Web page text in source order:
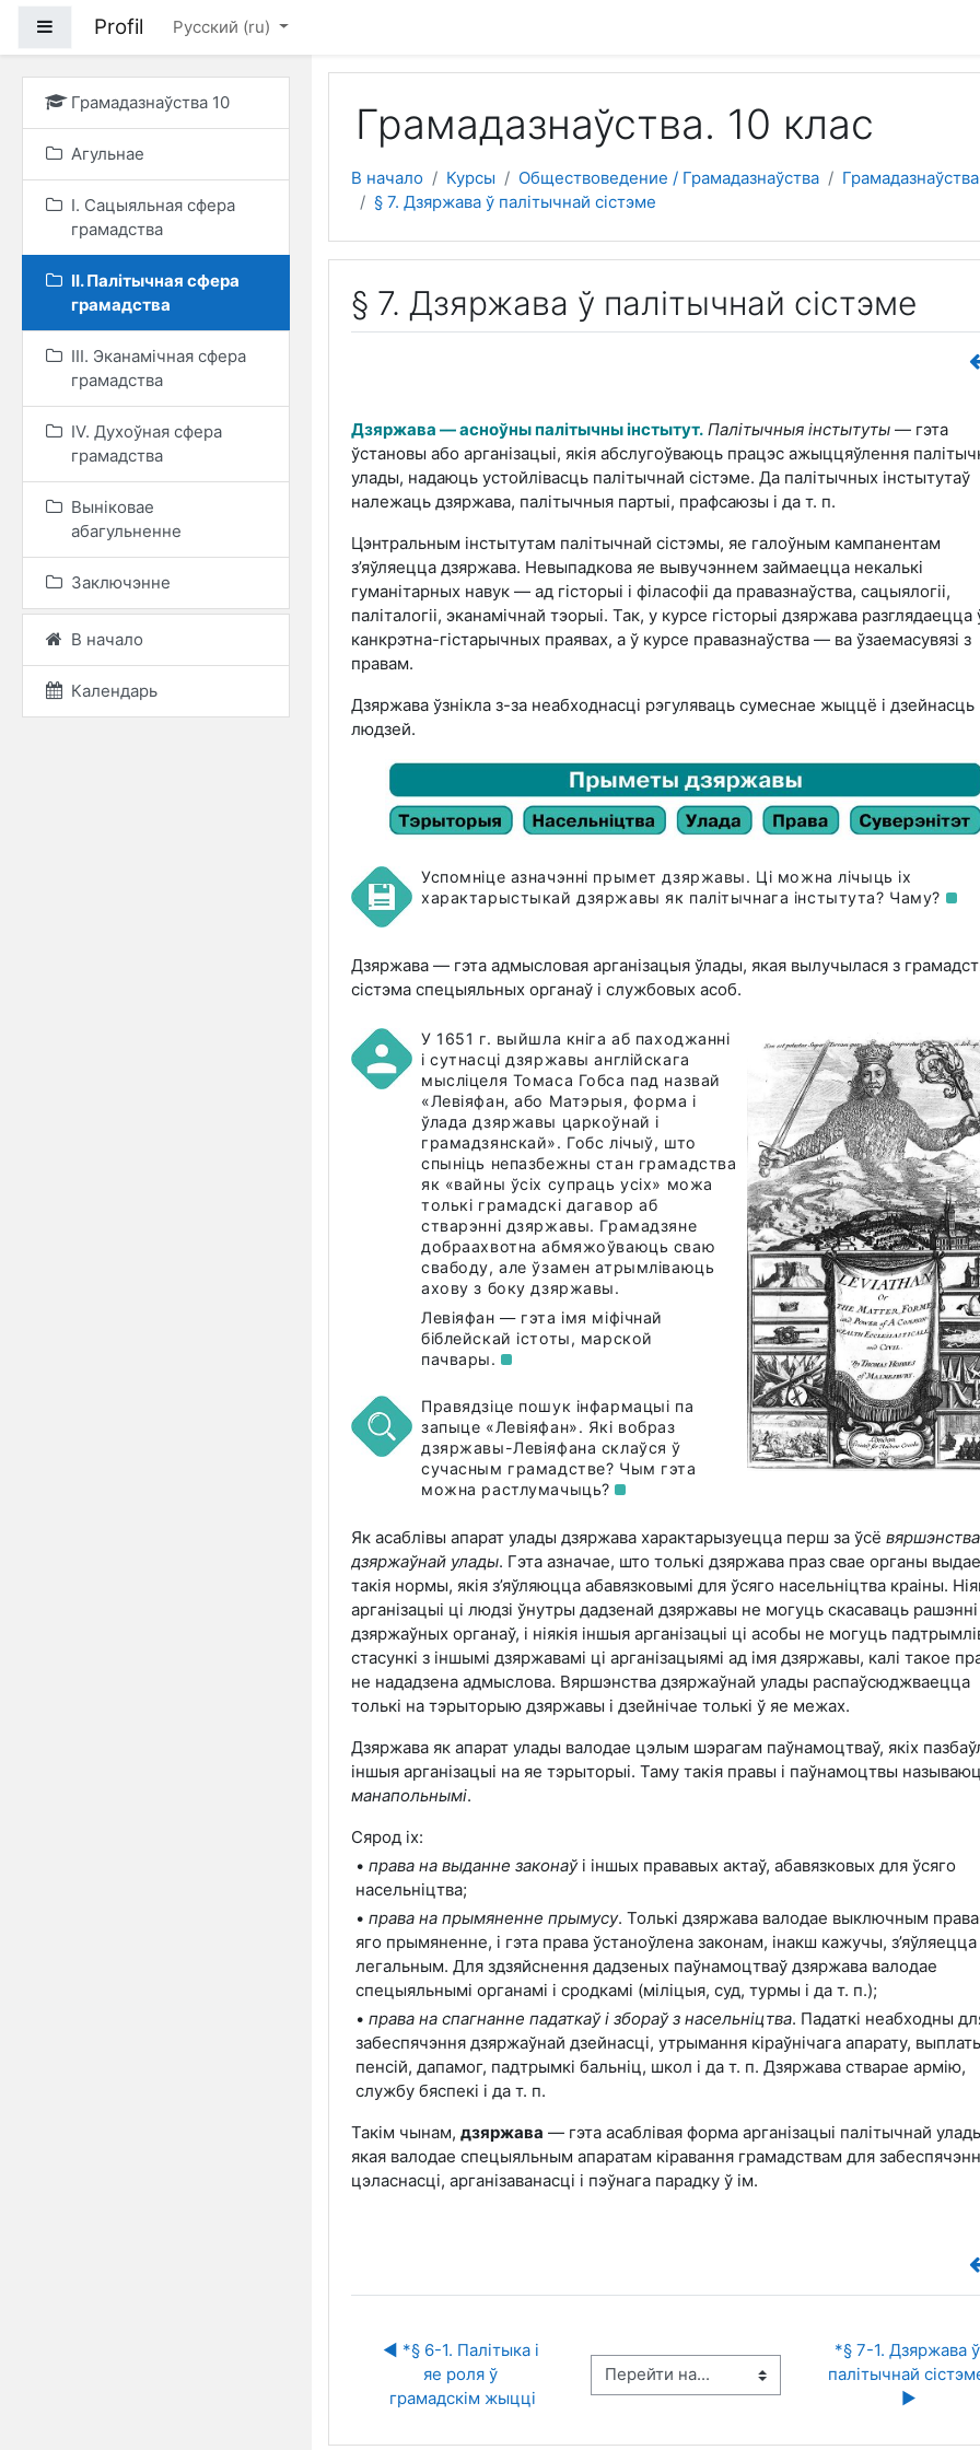
Боковая панель
Profil Русский ‎(ru)‎
Грамадазнаўства 10
Агульнае
I. Сацыяльная сфера
грамадства
II. Палітычная сфера
грамадства
III. Эканамічная сфера
грамадства
IV. Духоўная сфера
грамадства
Выніковае
абагульненне
Заключэнне
В начало
Календарь
Грамадазнаўства. 10 клас
В начало Курсы Обществоведение / Грамадазнаўства
§ 7. Дзяржава ў палітычнай сістэме
§ 7. Дзяржава ў палітычнай сістэме
Дзяржава — асноўны палітычны інстытут. Палітычныя інстытуты — гэта
ўстановы або арганізацыі, якія абслугоўваюць працэс ажыццяўлення
улады, надаюць устойлівасць палітычнай сістэме. Да палітычных інстытутаў
належаць дзяржава, палітычныя партыі, прафсаюзы і да т. п.
Цэнтральным інстытутам палітычнай сістэмы, яе галоўным кампанентам
з’яўляецца дзяржава. Невыпадкова яе вывучэннем займаецца некалькі
гуманітарных навук — ад гісторыі і філасофіі да правазнаўства, сацыялогіі,
паліталогіі, эканамічнай тэорыі. Так, у курсе гісторыі дзяржава разглядаецца
канкрэтна-гістарычных праявах, а ў курсе правазнаўства — ва ўзаемасувязі з
правам.
Дзяржава ўзнікла з-за неабходнасці рэгуляваць сумеснае жыццё і дзейнасць
людзей.
Успомніце азначэнні прымет дзяржавы. Ці можна лічыць іх
характарыстыкай дзяржавы як палітычнага інстытута? Чаму?
Дзяржава — гэта адмысловая арганізацыя ўлады, якая вылучылася з
сістэма спецыяльных органаў і службовых асоб.
У 1651 г. выйшла кніга аб паходжанні
і сутнасці дзяржавы англійскага
мысліцеля Томаса Гобса пад назвай
«Левіяфан, або Матэрыя, форма і
ўлада дзяржавы царкоўнай і
грамадзянскай». Гобс лічыў, што
спыніць непазбежны стан грамадства
як «вайны ўсіх супраць усіх» можа
толькі грамадскі дагавор аб
стварэнні дзяржавы. Грамадзяне
добраахвотна абмяжоўваюць сваю
свабоду, але ўзамен атрымліваюць
ахову з боку дзяржавы.
Левіяфан — гэта імя міфічнай
біблейскай істоты, марской
пачвары.
Правядзіце пошук інфармацыі па
запыце «Левіяфан». Які вобраз
дзяржавы-Левіяфана склаўся ў
сучасным грамадстве? Чым гэта
можна растлумачыць?
Як асаблівы апарат улады дзяржава характарызуецца перш за ўсё
дзяржаўнай улады. Гэта азначае, што толькі дзяржава праз свае органы выдае
такія нормы, якія з’яўляюцца абавязковымі для ўсяго насельніцтва краіны.
арганізацыі ці людзі ўнутры дадзенай дзяржавы не могуць скасаваць рашэнні
дзяржаўных органаў, і ніякія іншыя арганізацыі ці асобы не могуць
стасункі з іншымі дзяржавамі ці арганізацыямі ад імя дзяржавы, калі такое
не нададзена адмыслова. Вяршэнства дзяржаўнай улады распаўсюджваецца
толькі на тэрыторыю дзяржавы і дзейнічае толькі ў яе межах.
Дзяржава як апарат улады валодае цэлым шэрагам паўнамоцтваў, якіх
іншыя арганізацыі на яе тэрыторыі. Таму такія правы і паўнамоцтвы
манапольнымі.
Сярод іх:
• права на выданне законаўі іншых прававых актаў, абавязковых для ўсяго
насельніцтва;
• права на прымяненне прымусу. Толькі дзяржава валодае выключным
яго прымяненне, і гэта права ўстаноўлена законам, інакш кажучы, з’яўляецца
легальным. Для здзяйснення дадзеных паўнамоцтваў дзяржава валодае
спецыяльнымі органамі і сродкамі (міліцыя, суд, турмы і да т. п.);
• права на спагнанне падаткаў і збораў з насельніцтва. Падаткі неабходны
забеспячэння дзяржаўнай дзейнасці, утрымання кіраўнічага апарату,
пенсій, дапамог, падтрымкі бальніц, школ і да т. п. Дзяржава стварае армію,
службу бяспекі і да т. п.
Такім чынам, дзяржава — гэта асаблівая форма арганізацыі палітычнай
якая валодае спецыяльным апаратам кіравання грамадствам для
цэласнасці, арганізаванасці і пэўнага парадку ў ім.
◀︎ *§ 6-1. Палітыка і
яе роля ў
грамадскім жыцці
Перейти на...
*§ 7-1. Дзяржава ў
палітычнай
▶︎